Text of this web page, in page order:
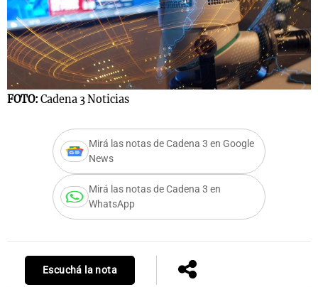
FOTO: Cadena 3 Noticias
Mirá las notas de Cadena 3 en Google
News
Mirá las notas de Cadena 3 en
WhatsApp
Escuchá la nota
Notas
Mundial 2026
Notas
Cadena 3